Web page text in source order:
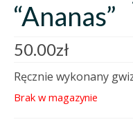
“Ananas”
50.00zł
Ręcznie wykonany
Brak w magazynie